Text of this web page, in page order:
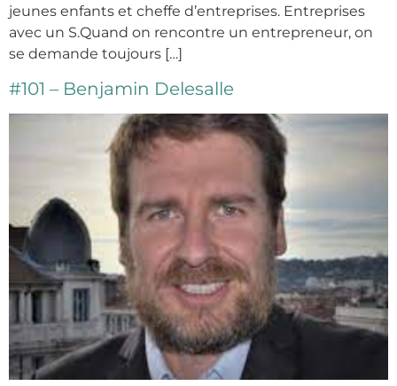
jeunes enfants et cheffe d’entreprises. Entreprises
avec un S.Quand on rencontre un entrepreneur, on
se demande toujours […]
#101 – Benjamin Delesalle